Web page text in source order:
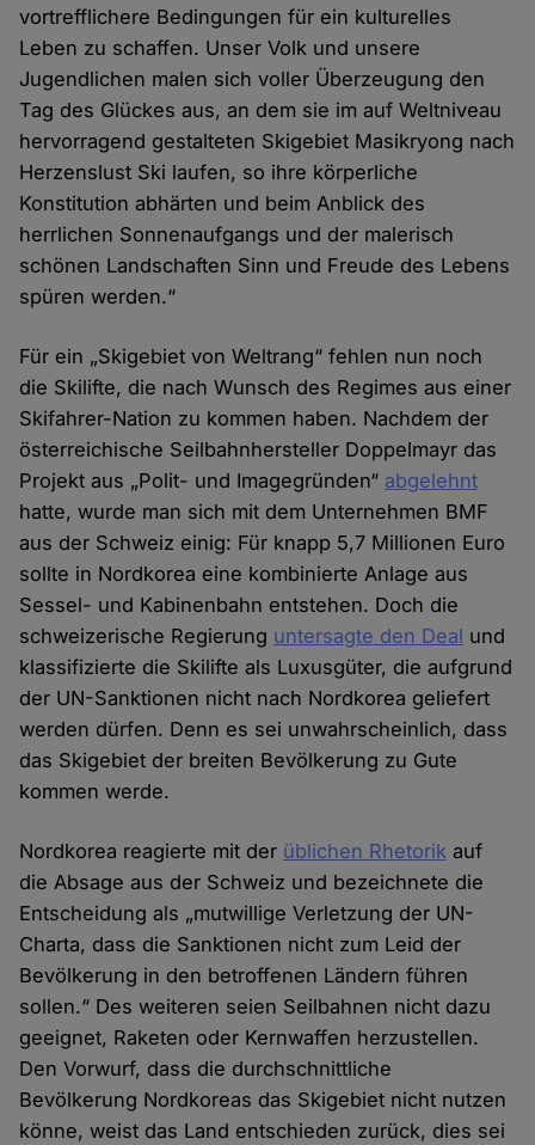
vortrefflichere Bedingungen für ein kulturelles
Leben zu schaffen. Unser Volk und unsere
Jugendlichen malen sich voller Überzeugung den
Tag des Glückes aus, an dem sie im auf Weltniveau
hervorragend gestalteten Skigebiet Masikryong nach
Herzenslust Ski laufen, so ihre körperliche
Konstitution abhärten und beim Anblick des
herrlichen Sonnenaufgangs und der malerisch
schönen Landschaften Sinn und Freude des Lebens
spüren werden.“
Für ein „Skigebiet von Weltrang“ fehlen nun noch
die Skilifte, die nach Wunsch des Regimes aus einer
Skifahrer-Nation zu kommen haben. Nachdem der
österreichische Seilbahnhersteller Doppelmayr das
Projekt aus „Polit- und Imagegründen“ abgelehnt
hatte, wurde man sich mit dem Unternehmen BMF
aus der Schweiz einig: Für knapp 5,7 Millionen Euro
sollte in Nordkorea eine kombinierte Anlage aus
Sessel- und Kabinenbahn entstehen. Doch die
schweizerische Regierung untersagte den Deal und
klassifizierte die Skilifte als Luxusgüter, die aufgrund
der UN-Sanktionen nicht nach Nordkorea geliefert
werden dürfen. Denn es sei unwahrscheinlich, dass
das Skigebiet der breiten Bevölkerung zu Gute
kommen werde.
Nordkorea reagierte mit der üblichen Rhetorik auf
die Absage aus der Schweiz und bezeichnete die
Entscheidung als „mutwillige Verletzung der UN-
Charta, dass die Sanktionen nicht zum Leid der
Bevölkerung in den betroffenen Ländern führen
sollen.“ Des weiteren seien Seilbahnen nicht dazu
geeignet, Raketen oder Kernwaffen herzustellen.
Den Vorwurf, dass die durchschnittliche
Bevölkerung Nordkoreas das Skigebiet nicht nutzen
könne, weist das Land entschieden zurück, dies sei